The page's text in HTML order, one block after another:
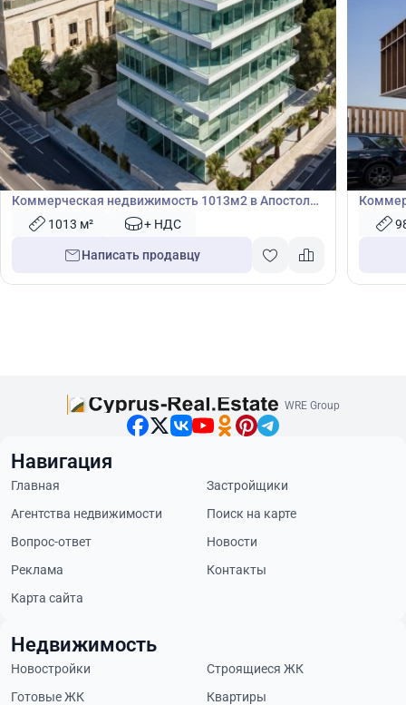
€ 1 090 000
Коммерческая недвижимость
Коммерческая недвижимость 1013м2 в Апостолос
Андреас, Лимассол, Лимасол, Кипр № 49249
1013 м² + НДС
Написать продавцу
€4
WRE Group
Навигация
Главная
Застройщики
Агентства недвижимости
Поиск на карте
Вопрос-ответ
Новости
Реклама
Контакты
Карта сайта
Недвижимость
Новостройки
Строящиеся ЖК
Готовые ЖК
Квартиры